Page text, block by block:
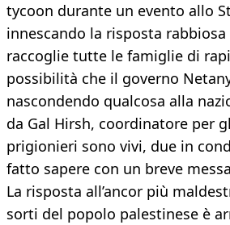
tycoon durante un evento allo
innescando la risposta
raccoglie tutte le famiglie di
possibilità che il governo
nascondendo qualcosa alla
da Gal Hirsh, coordinatore per
prigionieri sono vivi, due in
fatto sapere con un breve
La risposta all’ancor più
sorti del popolo palestinese è